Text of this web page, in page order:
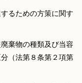
るための方策に関す
棄物の種類及び当容
（法第８条第２項第